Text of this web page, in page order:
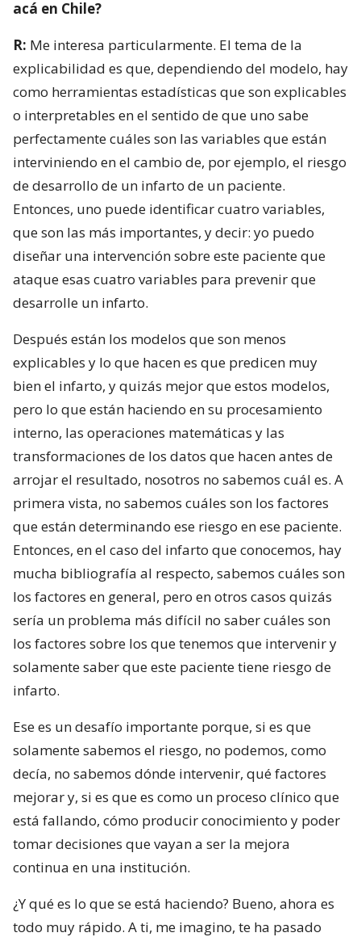
acá en Chile?
R: Me interesa particularmente. El tema de la
explicabilidad es que, dependiendo del modelo, hay
como herramientas estadísticas que son explicables
o interpretables en el sentido de que uno sabe
perfectamente cuáles son las variables que están
interviniendo en el cambio de, por ejemplo, el riesgo
de desarrollo de un infarto de un paciente.
Entonces, uno puede identificar cuatro variables,
que son las más importantes, y decir: yo puedo
diseñar una intervención sobre este paciente que
ataque esas cuatro variables para prevenir que
desarrolle un infarto.
Después están los modelos que son menos
explicables y lo que hacen es que predicen muy
bien el infarto, y quizás mejor que estos modelos,
pero lo que están haciendo en su procesamiento
interno, las operaciones matemáticas y las
transformaciones de los datos que hacen antes de
arrojar el resultado, nosotros no sabemos cuál es. A
primera vista, no sabemos cuáles son los factores
que están determinando ese riesgo en ese paciente.
Entonces, en el caso del infarto que conocemos, hay
mucha bibliografía al respecto, sabemos cuáles son
los factores en general, pero en otros casos quizás
sería un problema más difícil no saber cuáles son
los factores sobre los que tenemos que intervenir y
solamente saber que este paciente tiene riesgo de
infarto.
Ese es un desafío importante porque, si es que
solamente sabemos el riesgo, no podemos, como
decía, no sabemos dónde intervenir, qué factores
mejorar y, si es que es como un proceso clínico que
está fallando, cómo producir conocimiento y poder
tomar decisiones que vayan a ser la mejora
continua en una institución.
¿Y qué es lo que se está haciendo? Bueno, ahora es
todo muy rápido. A ti, me imagino, te ha pasado